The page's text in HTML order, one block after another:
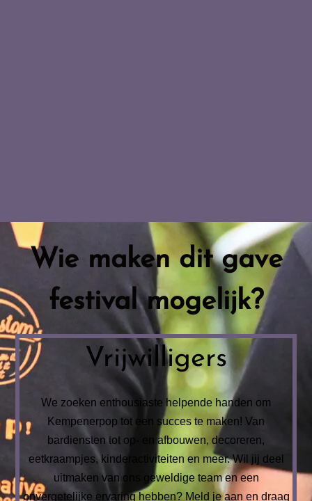
Wie maken dit gave
festival mogelijk?
Vrijwilligers
We zoeken enthousiaste helpende handen om
Kempenerpop tot een succes te maken! Van
bardiensten tot op- en afbouwen, decoreren,
eetkraampjes, kinderactiviteiten en meer. Wil jij deel
uitmaken van ons geweldige team en een
onvergetelijke ervaring hebben? Meld je aan en draag